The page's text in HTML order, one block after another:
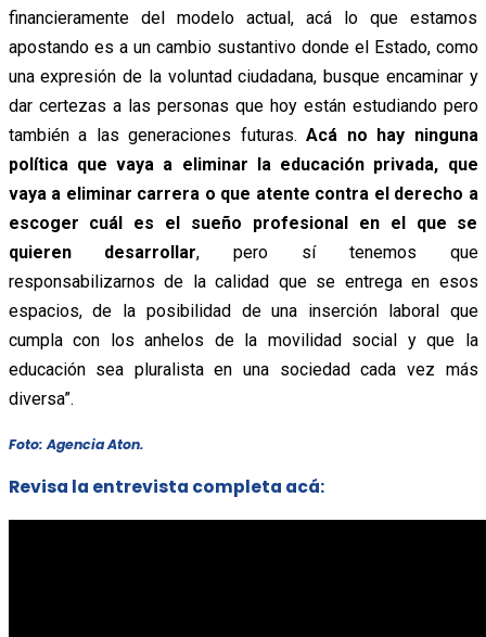
financieramente del modelo actual, acá lo que estamos
apostando es a un cambio sustantivo donde el Estado, como
una expresión de la voluntad ciudadana, busque encaminar y
dar certezas a las personas que hoy están estudiando pero
también a las generaciones futuras. Acá no hay ninguna
política que vaya a eliminar la educación privada, que
vaya a eliminar carrera o que atente contra el derecho a
escoger cuál es el sueño profesional en el que se
quieren desarrollar, pero sí tenemos que
responsabilizarnos de la calidad que se entrega en esos
espacios, de la posibilidad de una inserción laboral que
cumpla con los anhelos de la movilidad social y que la
educación sea pluralista en una sociedad cada vez más
diversa”.
Foto: Agencia Aton.
Revisa la entrevista completa acá: